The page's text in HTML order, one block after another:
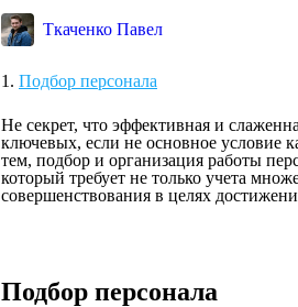
Ткаченко Павел
Подбор персонала
Не секрет, что эффективная и
ключевых, если не основное условие
тем, подбор и организация работы
который требует не только учета
совершенствования в целях
Подбор персонала